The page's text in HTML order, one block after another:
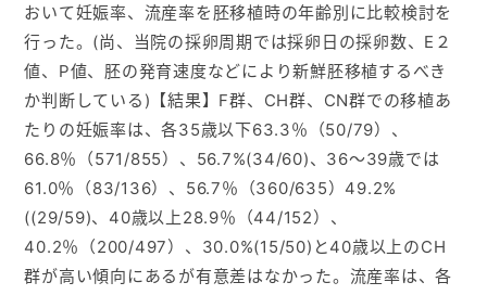
おいて妊娠率、流産率を胚移植時の年齢別に比較検討を
行った。(尚、当院の採卵周期では採卵日の採卵数、E２
値、P値、胚の発育速度などにより新鮮胚移植するべき
か判断している)【結果】F群、CH群、CN群での移植あ
たりの妊娠率は、各35歳以下63.3％（50/79）、
66.8％（571/855）、56.7%(34/60)、36～39歳では
61.0％（83/136）、56.7％（360/635）49.2%
((29/59)、40歳以上28.9％（44/152）、
40.2％（200/497）、30.0%(15/50)と40歳以上のCH
群が高い傾向にあるが有意差はなかった。流産率は、各